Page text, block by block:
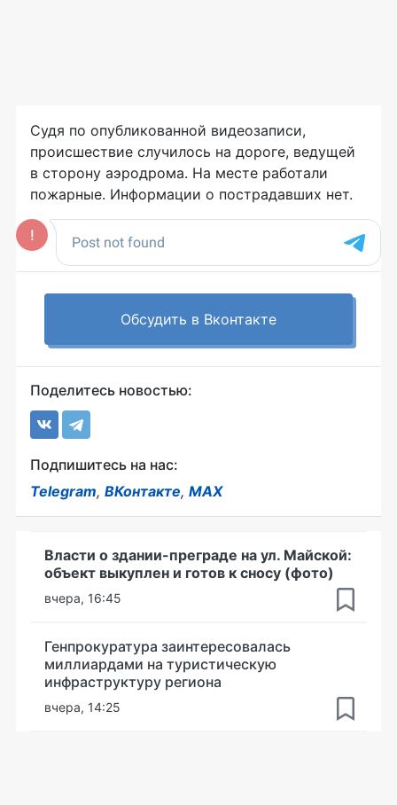
Судя по опубликованной видеозаписи,
происшествие случилось на дороге, ведущей
в сторону аэродрома. На месте работали
пожарные. Информации о пострадавших нет.
Обсудить в Вконтакте
Поделитесь новостью:
Подпишитесь на нас:
Telegram, ВКонтакте, MAX
Власти о здании-преграде на ул. Майской:
объект выкуплен и готов к сносу (фото)
вчера, 16:45
Генпрокуратура заинтересовалась
миллиардами на туристическую
инфраструктуру региона
вчера, 14:25